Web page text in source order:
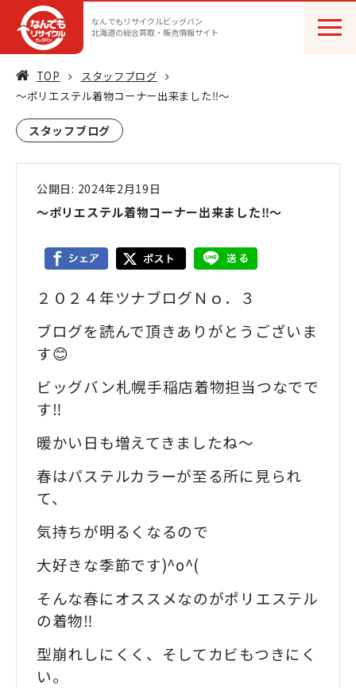
なんでもリサイクルビッグバン
北海道の総合買取・販売情報サイト
TOP
スタッフブログ
〜ポリエステル着物コーナー出来ました‼️〜
スタッフブログ
公開日: 2024年2月19日
〜ポリエステル着物コーナー出来ました‼️〜
２０２４年ツナブログＮｏ．３
ブログを読んで頂きありがとうございま
す😊
ビッグバン札幌手稲店着物担当つなでで
す‼️
暖かい日も増えてきましたね〜
春はパステルカラーが至る所に見られ
て、
気持ちが明るくなるので
大好きな季節です)^o^(
そんな春にオススメなのがポリエステル
の着物‼️
型崩れしにくく、そしてカビもつきにく
い。